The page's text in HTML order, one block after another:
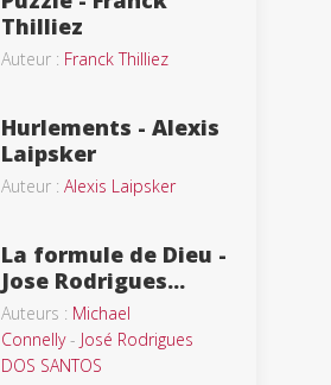
Thilliez
Auteur : Franck Thilliez
Hurlements - Alexis
Laipsker
Auteur : Alexis Laipsker
La formule de Dieu -
Jose Rodrigues...
Auteurs : Michael
Connelly- José Rodrigues
DOS SANTOS